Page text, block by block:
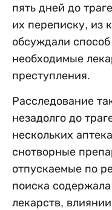
пять дней до
их переписку, из
обсуждали
необходимые
преступления.
Расследование
незадолго до
нескольких
снотворные
отпускаемые по
поиска
лекарств,